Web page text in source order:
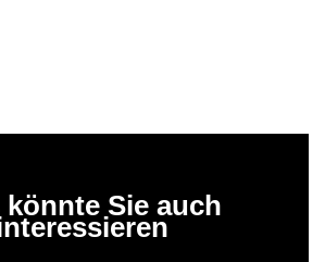
könnte Sie auch